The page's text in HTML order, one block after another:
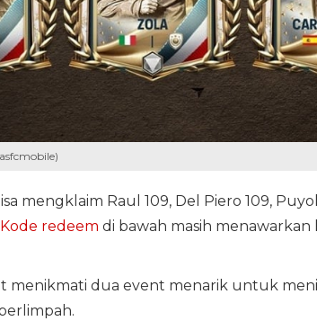
mengklaim Raul 109, Del Piero 109,
Kode redeem di bawah masih menawarkan
menikmati dua event menarik untuk